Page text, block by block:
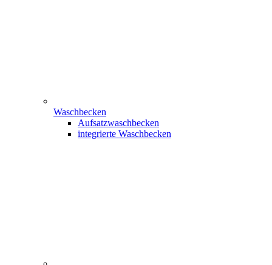
Waschbecken
Aufsatzwaschbecken
integrierte Waschbecken